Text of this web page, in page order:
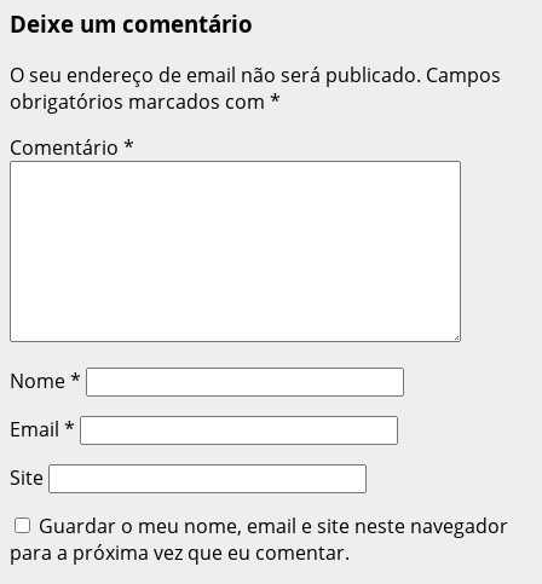
Deixe um comentário
O seu endereço de email não será publicado. Campos
obrigatórios marcados com *
Comentário *
Nome*
Email *
Site
Guardar o meu nome, email e site neste navegador
para a próxima vez que eu comentar.